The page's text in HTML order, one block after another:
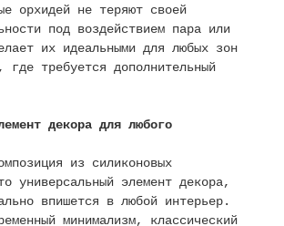
орхидей не теряют своей
под воздействием пара или
их идеальными для любых зон
где требуется дополнительный
декора для любого
из силиконовых
универсальный элемент декора,
впишется в любой интерьер.
минимализм, классический